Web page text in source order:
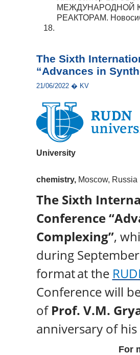
МЕЖДУНАРОДНОЙ
РЕАКТОРАМ.
The Sixth
“Advances in
21/06/2022 � KV
University
chemistry, Moscow, Russia
The Sixth
Conference
Complexing”,
during
formatat the
Conference will
of Prof. V.M.
anniversary of
For